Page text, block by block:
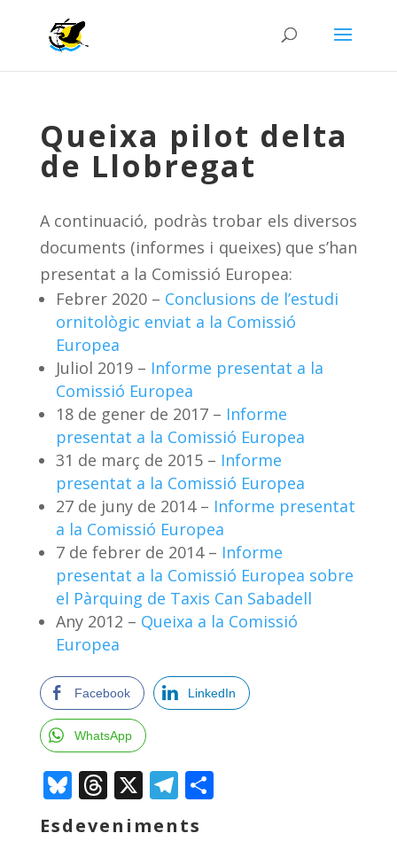
Queixa pilot delta
de Llobregat
A continuació, podràs trobar els diversos
documents (informes i queixes) que s’han
presentat a la Comissió Europea:
Febrer 2020 – Conclusions de l’estudi
ornitològic enviat a la Comissió
Europea
Juliol 2019 – Informe presentat a la
Comissió Europea
18 de gener de 2017 – Informe
presentat a la Comissió Europea
31 de març de 2015 – Informe
presentat a la Comissió Europea
27 de juny de 2014 – Informe presentat
a la Comissió Europea
7 de febrer de 2014 – Informe
presentat a la Comissió Europea sobre
el Pàrquing de Taxis Can Sabadell
Any 2012 – Queixa a la Comissió
Europea
Facebook LinkedIn
WhatsApp
Bluesky
Threads
X Telegram
Comparteix
Esdeveniments